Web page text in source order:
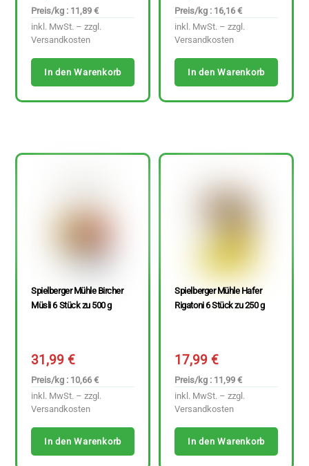
Preis/kg : 11,89 €
inkl. MwSt. – zzgl.
Versandkosten
In den Warenkorb
Preis/kg : 16,16 €
inkl. MwSt. – zzgl.
Versandkosten
In den Warenkorb
Spielberger Mühle Bircher
Müsli 6 Stück zu 500 g
31,99€
Preis/kg : 10,66 €
inkl. MwSt. – zzgl.
Versandkosten
In den Warenkorb
Spielberger Mühle Hafer
Rigatoni 6 Stück zu 250 g
17,99€
Preis/kg : 11,99 €
inkl. MwSt. – zzgl.
Versandkosten
In den Warenkorb